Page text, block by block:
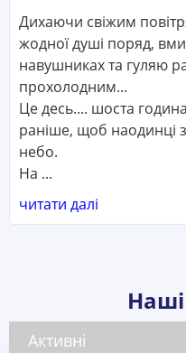
Дихаючи свіжим
жодної душі поряд,
навушниках та гуляю
прохолодним...
Це десь.... шоста
раніше, щоб наодинці
небо.
На ...
читати далі
Активні